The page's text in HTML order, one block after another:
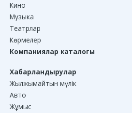
Кино
Музыка
Театрлар
Көрмелер
Компаниялар каталогы
Хабарландырулар
Жылжымайтын мүлік
Авто
Жұмыс